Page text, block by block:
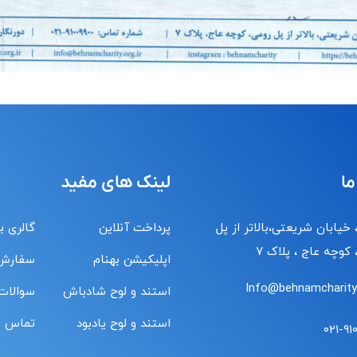
خیابان شریعتی،بالاتر از پل
کوچه عاج ، پلاک ۷
لینک های مفید
پرداخت آنلاین
اپلیکیشن بهنام
استند و لوح شادباش
استند و لوح یادبود
گالری
تماس